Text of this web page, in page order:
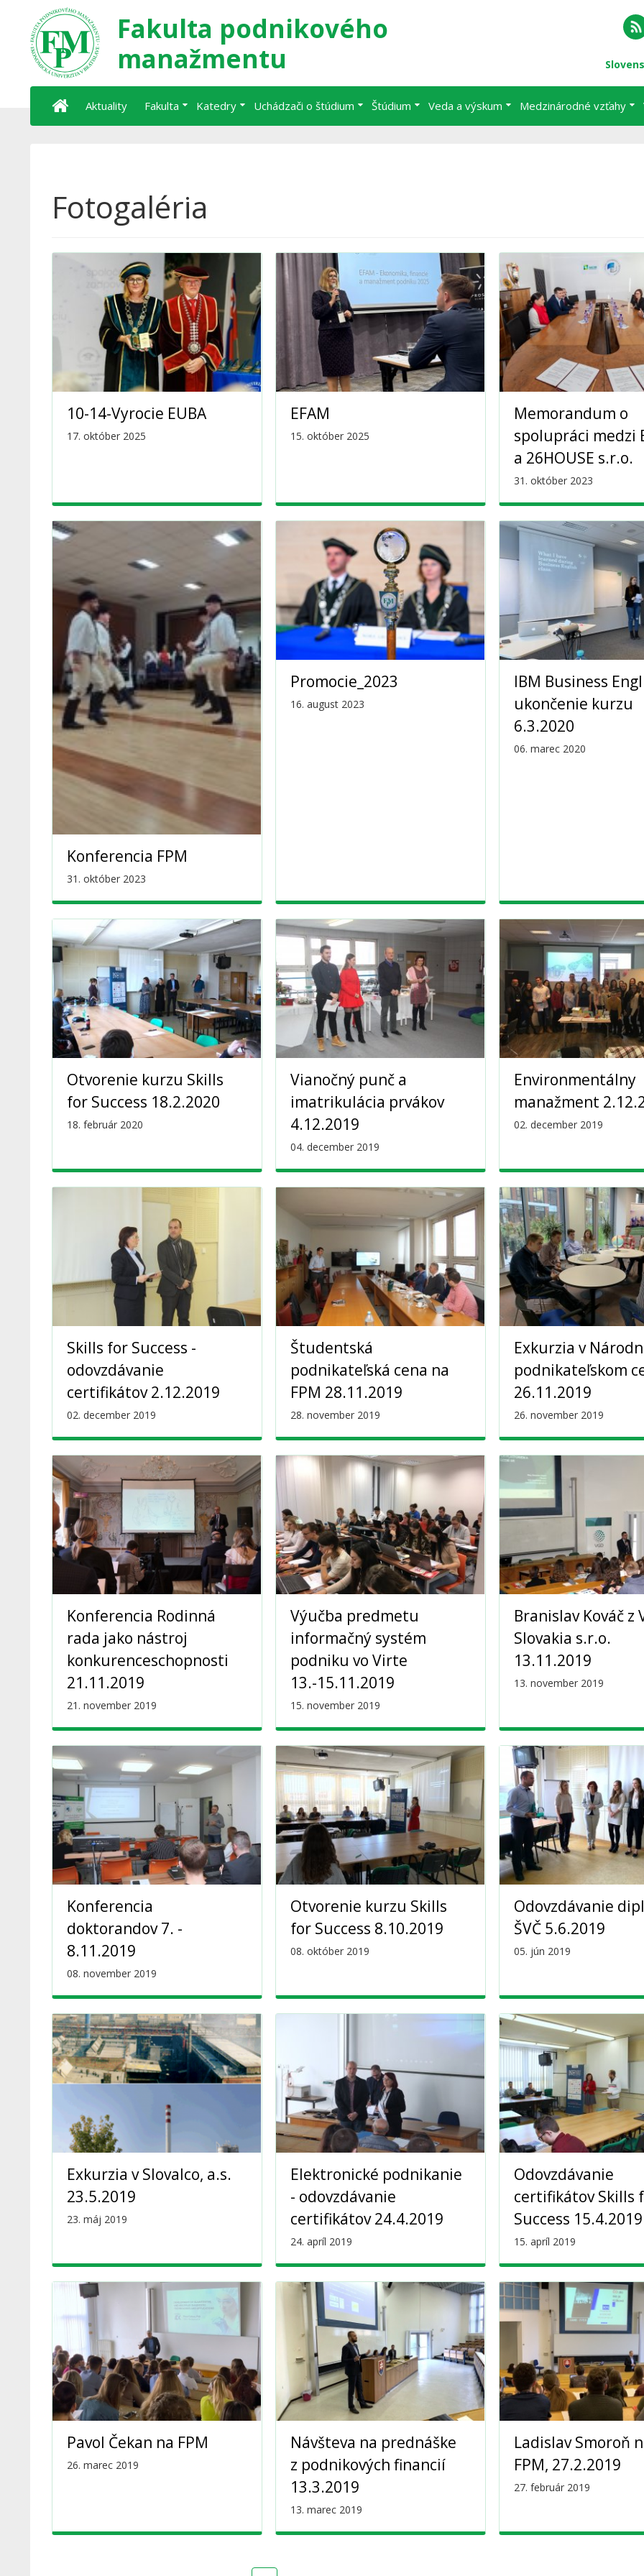
Fakulta podnikového
manažmentu
Aktuality Fakulta Katedry Uchádzači o štúdium Štúdium Veda a výskum Medzinárodné vzťahy
Fotogaléria
10-14-Vyrocie EUBA
17. október 2025
EFAM
15. október 2025
Memorandum o
spolupráci medzi
a 26HOUSE s.r.o.
31. október 2023
Konferencia FPM
31. október 2023
Promocie_2023
16. august 2023
IBM Business
ukončenie kurzu
6.3.2020
06. marec 2020
Otvorenie kurzu Skills
for Success 18.2.2020
18. február 2020
Vianočný punč a
imatrikulácia prvákov
4.12.2019
04. december 2019
Environmentálny
manažment
02. december 2019
Skills for Success -
odovzdávanie
certifikátov 2.12.2019
02. december 2019
Študentská
podnikateľská cena na
FPM 28.11.2019
28. november 2019
Exkurzia v
podnikateľskom
26.11.2019
26. november 2019
Konferencia Rodinná
rada jako nástroj
konkurenceschopnosti
21.11.2019
21. november 2019
Výučba predmetu
informačný systém
podniku vo Virte
13.-15.11.2019
15. november 2019
Branislav Kováč z
Slovakia s.r.o.
13.11.2019
13. november 2019
Konferencia
doktorandov 7. -
8.11.2019
08. november 2019
Otvorenie kurzu Skills
for Success 8.10.2019
08. október 2019
Odovzdávanie
ŠVČ 5.6.2019
05. jún 2019
Exkurzia v Slovalco, a.s.
23.5.2019
23. máj 2019
Elektronické podnikanie
- odovzdávanie
certifikátov 24.4.2019
24. apríl 2019
Odovzdávanie
certifikátov Skills
Success 15.4.2019
15. apríl 2019
Pavol Čekan na FPM
26. marec 2019
Návšteva na prednáške
z podnikových financií
13.3.2019
13. marec 2019
Ladislav Smoroň
FPM, 27.2.2019
27. február 2019